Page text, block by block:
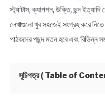
QUOTES & CAPTIONS
BENGALI LYRICS
স্ট্যাটাস, ক্যাপশন, উক্তি, ছন্দ
লেখাগুলো খুব সহজেই সংগ্রহ করে
পাঠকদের পছন্দ মতন হবে এবং বিভিন্ন
সূচিপত্র ( Table of